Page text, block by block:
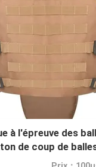
à l'épreuve des
de coup de
de traumatisme